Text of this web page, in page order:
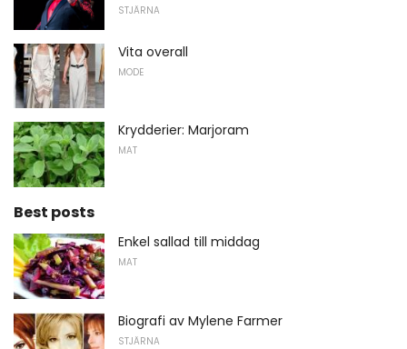
STJÄRNA
Vita overall
MODE
Krydderier: Marjoram
MAT
Best posts
Enkel sallad till middag
MAT
Biografi av Mylene Farmer
STJÄRNA